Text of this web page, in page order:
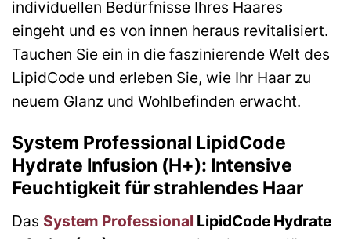
individuellen Bedürfnisse Ihres Haares
eingeht und es von innen heraus revitalisiert.
Tauchen Sie ein in die faszinierende Welt des
LipidCode und erleben Sie, wie Ihr Haar zu
neuem Glanz und Wohlbefinden erwacht.
System Professional LipidCode
Hydrate Infusion (H+): Intensive
Feuchtigkeit für strahlendes Haar
Das System Professional LipidCode Hydrate